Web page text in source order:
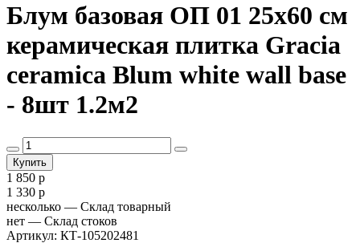
Блум базовая ОП 01 25х60 см
керамическая плитка Gracia
ceramica Blum white wall base
- 8шт 1.2м2
1 850 р
1 330 р
несколько — Склад товарный
нет — Склад стоков
Артикул: КТ-105202481